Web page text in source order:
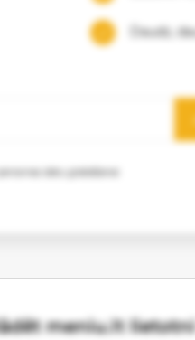
Daudz,
meniu.lt lietotni